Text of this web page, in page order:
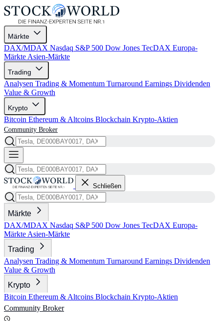
Märkte
DAX/MDAX Nasdaq S&P 500 Dow Jones TecDAX Europa-
Märkte Asien-Märkte
Trading
Analysen Trading & Momentum Turnaround Earnings Dividenden
Value & Growth
Krypto
Bitcoin Ethereum & Altcoins Blockchain Krypto-Aktien
Community Broker
Schließen
Märkte
DAX/MDAX Nasdaq S&P 500 Dow Jones TecDAX Europa-
Märkte Asien-Märkte
Trading
Analysen Trading & Momentum Turnaround Earnings Dividenden
Value & Growth
Krypto
Bitcoin Ethereum & Altcoins Blockchain Krypto-Aktien
Community Broker